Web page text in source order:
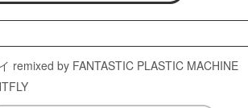
remixed by FANTASTIC PLASTIC MACHINE